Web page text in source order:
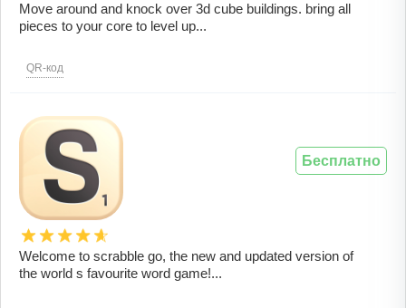
Move around and knock over 3d cube buildings. bring all
pieces to your core to level up...
QR-код
Welcome to scrabble go, the new and updated version of
the world s favourite word game!...
Бесплатно